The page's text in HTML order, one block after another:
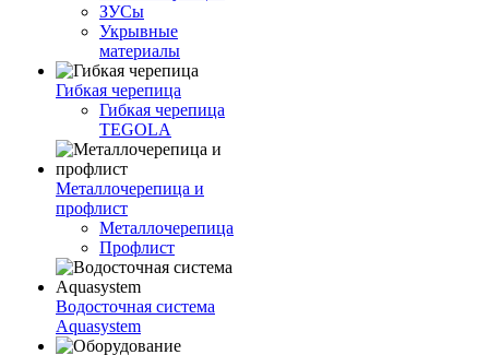
ЗУСы
Укрывные
материалы
Гибкая черепица
Гибкая черепица
TEGOLA
Металлочерепица и
профлист
Металлочерепица
Профлист
Водосточная система
Aquasystem